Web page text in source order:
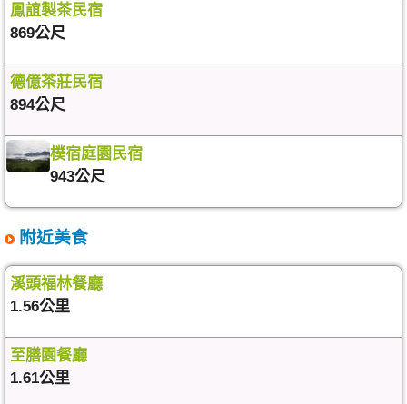
鳳誼製茶民宿
869公尺
德億茶莊民宿
894公尺
樸宿庭園民宿
943公尺
附近美食
溪頭福林餐廳
1.56公里
至膳園餐廳
1.61公里